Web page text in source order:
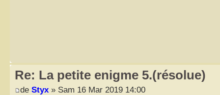
Re: La petite enigme 5.(résolue)
de Styx » Sam 16 Mar 2019 14:00